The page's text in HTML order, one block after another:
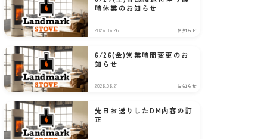
時休業のお知らせ
2026.06.26 お知らせ
6/26(金)営業時間変更のお
知らせ
2026.06.21 お知らせ
先日お送りしたDM内容の訂
正